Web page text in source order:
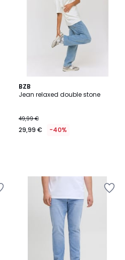
BZB
Jean relaxed double stone
49,99 €
29,99 € -40%